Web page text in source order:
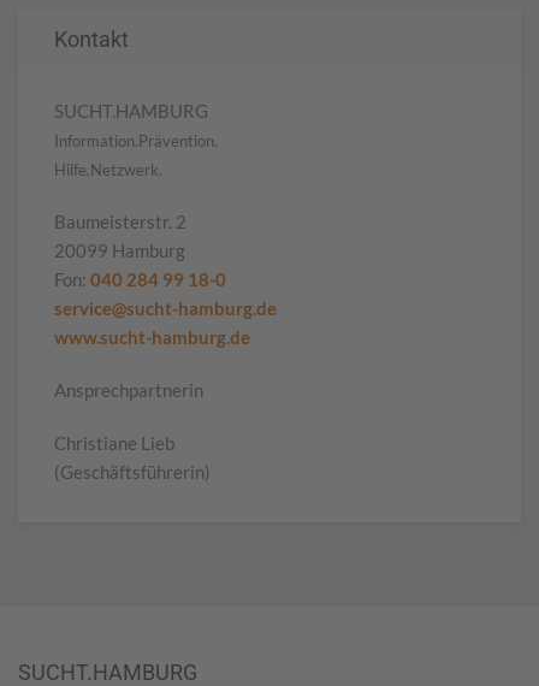
Kontakt
SUCHT.HAMBURG
Information.Prävention.
Hilfe.Netzwerk.
Baumeisterstr. 2
20099 Hamburg
Fon: 040 284 99 18-0
service@sucht-hamburg.de
www.sucht-hamburg.de
Ansprechpartnerin
Christiane Lieb
(Geschäftsführerin)
SUCHT.HAMBURG